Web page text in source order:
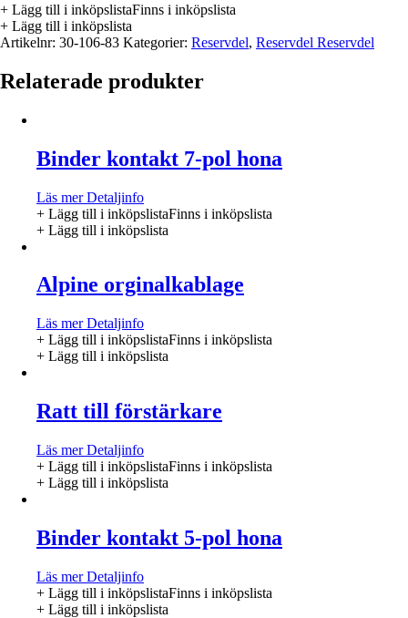
+ Lägg till i inköpslistaFinns i inköpslista
+ Lägg till i inköpslista
Artikelnr: 30-106-83 Kategorier: Reservdel, Reservdel Reservdel
Relaterade produkter
Binder kontakt 7-pol hona
Läs merDetaljinfo
+ Lägg till i inköpslistaFinns i inköpslista
+ Lägg till i inköpslista
Alpine orginalkablage
Läs merDetaljinfo
+ Lägg till i inköpslistaFinns i inköpslista
+ Lägg till i inköpslista
Ratt till förstärkare
Läs merDetaljinfo
+ Lägg till i inköpslistaFinns i inköpslista
+ Lägg till i inköpslista
Binder kontakt 5-pol hona
Läs merDetaljinfo
+ Lägg till i inköpslistaFinns i inköpslista
+ Lägg till i inköpslista